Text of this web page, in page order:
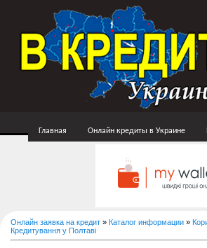
Главная Онлайн кредиты в Украине
Онлайн заявка на кредит » Каталог информации »
Кредитування у Полтаві